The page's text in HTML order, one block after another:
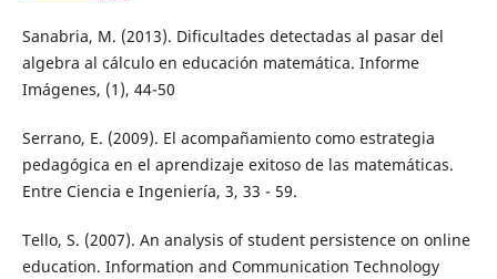
Sanabria, M. (2013). Dificultades detectadas al pasar del
algebra al cálculo en educación matemática. Informe
Imágenes, (1), 44-50
Serrano, E. (2009). El acompañamiento como estrategia
pedagógica en el aprendizaje exitoso de las matemáticas.
Entre Ciencia e Ingeniería, 3, 33 - 59.
Tello, S. (2007). An analysis of student persistence on online
education. Information and Communication Technology